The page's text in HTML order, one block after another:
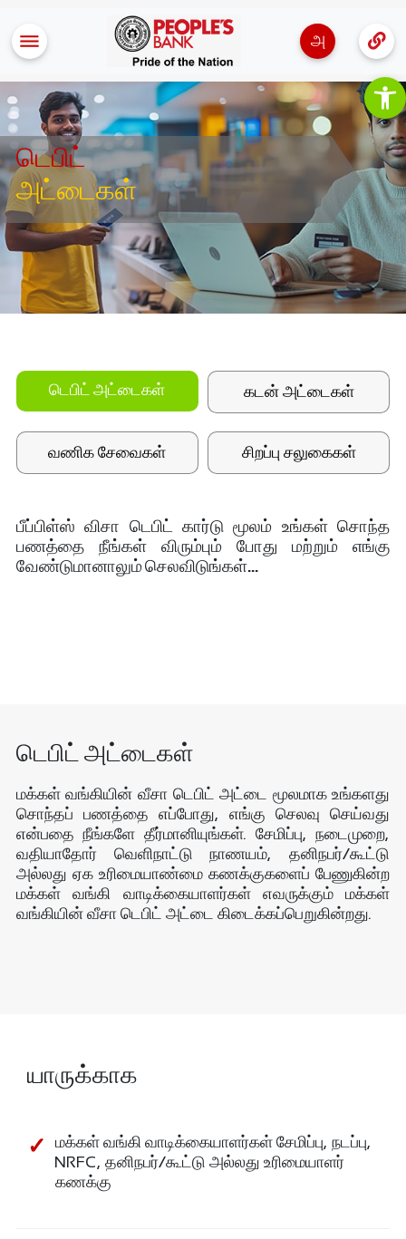
அ
டெபிட்
அட்டைகள்
டெபிட் அட்டைகள் கடன் அட்டைகள்
வணிக சேவைகள் சிறப்பு சலுகைகள்
பீப்பிள்ஸ் விசா டெபிட் கார்டு மூலம் உங்கள் சொந்த
பணத்தை நீங்கள் விரும்பும் போது மற்றும் எங்கு
வேண்டுமானாலும் செலவிடுங்கள்...
டெபிட் அட்டைகள்
மக்கள் வங்கியின் வீசா டெபிட் அட்டை மூலமாக உங்களது
சொந்தப் பணத்தை எப்போது, எங்கு செலவு செய்வது
என்பதை நீங்களே தீர்மானியுங்கள். சேமிப்பு, நடைமுறை,
வதியாதோர் வெளிநாட்டு நாணயம், தனிநபர்/கூட்டு
அல்லது ஏக உரிமையாண்மை கணக்குகளைப் பேணுகின்ற
மக்கள் வங்கி வாடிக்கையாளர்கள் எவருக்கும் மக்கள்
வங்கியின் வீசா டெபிட் அட்டை கிடைக்கப்பெறுகின்றது.
யாருக்காக
மக்கள் வங்கி வாடிக்கையாளர்கள் சேமிப்பு, நடப்பு,
NRFC, தனிநபர்/கூட்டு அல்லது உரிமையாளர்
கணக்கு